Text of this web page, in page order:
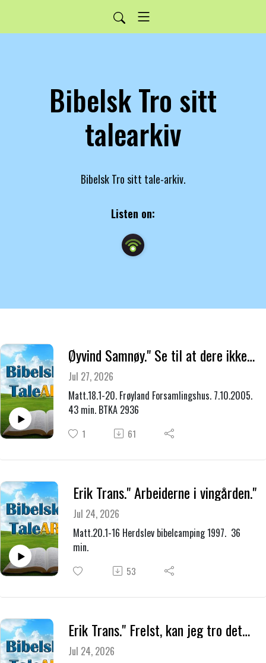
Bibelsk Tro sitt
talearkiv
Bibelsk Tro sitt tale-arkiv.
Listen on:
Øyvind Samnøy." Se til at dere ikke forakter en av disse små."
Jul 27, 2026
Matt.18.1-20. Frøyland Forsamlingshus. 7.10.2005.
43 min. BTKA 2936
1 61
Erik Trans." Arbeiderne i vingården."
Jul 24, 2026
Matt.20.1-16 Herdslev bibelcamping 1997. 36
min.
53
Erik Trans." Frelst, kan jeg tro det? Den bortkomne sønn."
Jul 24, 2026